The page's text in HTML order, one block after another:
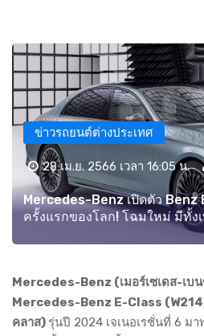
ข่าวรถยนต์ต่างประเทศ
28 เม.ย. 2566 เวลา 16:05 น.
Mercedes-Benz เปิดตัว Benz
ครั้งแรกของโลก! โฉมใหม่ มีทั้ง
Mercedes-Benz (เมอร์เซเดส-เบ
Mercedes-Benz E-Class
คลาส) รุ่นปี 2024 เจเนอเรชั่นที่ 6 ม